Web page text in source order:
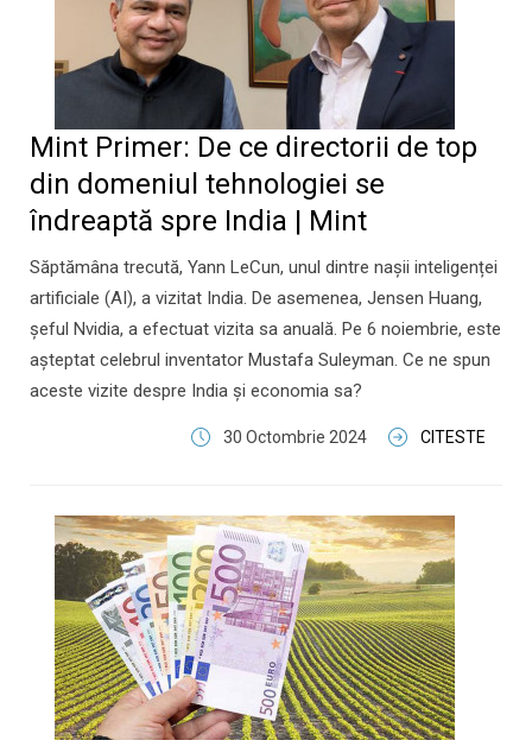
Mint Primer: De ce directorii de top
din domeniul tehnologiei se
îndreaptă spre India | Mint
Săptămâna trecută, Yann LeCun, unul dintre nașii inteligenței
artificiale (AI), a vizitat India. De asemenea, Jensen Huang,
șeful Nvidia, a efectuat vizita sa anuală. Pe 6 noiembrie, este
așteptat celebrul inventator Mustafa Suleyman. Ce ne spun
aceste vizite despre India și economia sa?
30 Octombrie 2024 CITESTE